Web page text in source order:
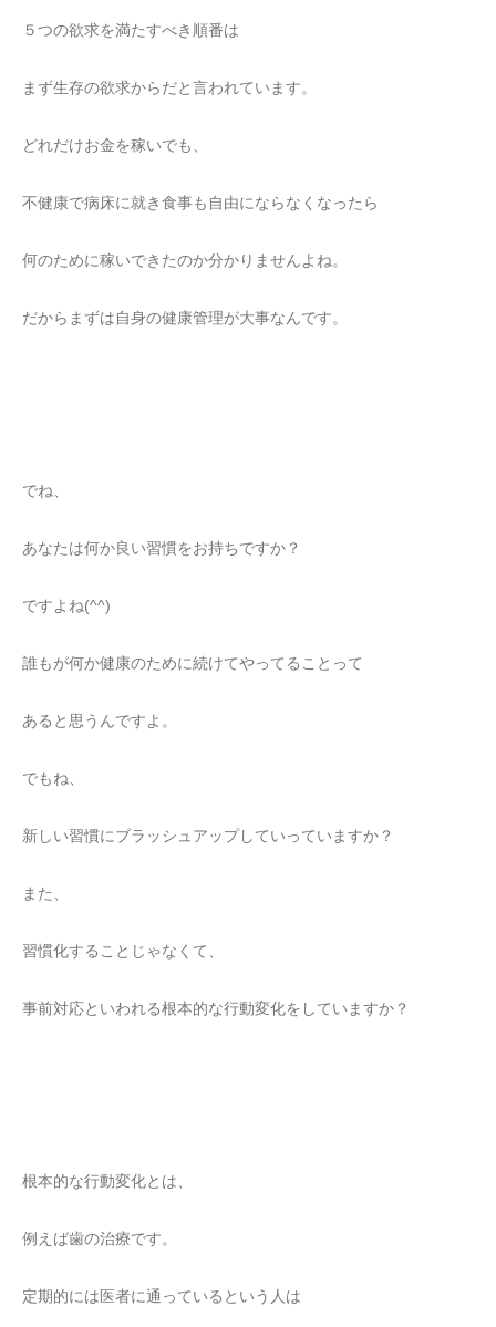
５つの欲求を満たすべき順番は
まず生存の欲求からだと言われています。
どれだけお金を稼いでも、
不健康で病床に就き食事も自由にならなくなったら
何のために稼いできたのか分かりませんよね。
だからまずは自身の健康管理が大事なんです。
でね、
あなたは何か良い習慣をお持ちですか？
ですよね(^^)
誰もが何か健康のために続けてやってることって
あると思うんですよ。
でもね、
新しい習慣にブラッシュアップしていっていますか？
また、
習慣化することじゃなくて、
事前対応といわれる根本的な行動変化をしていますか？
根本的な行動変化とは、
例えば歯の治療です。
定期的には医者に通っているという人は